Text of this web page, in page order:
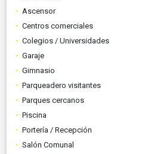
Ascensor
Centros comerciales
Colegios / Universidades
Garaje
Gimnasio
Parqueadero visitantes
Parques cercanos
Piscina
Portería / Recepción
Salón Comunal